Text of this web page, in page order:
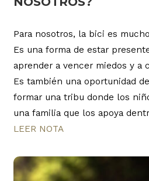
Para nosotros, la bici es
Es una forma de estar
aprender a vencer miedos y a
Es también una oportunidad
formar una tribu donde los
una familia que los apoya
LEER NOTA